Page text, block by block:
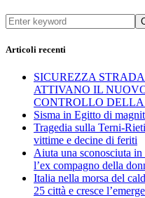
Articoli recenti
SICUREZZA
ATTIVANO IL
CONTROLLO
Sisma in Egitto di
Tragedia sulla Terni-
vittime e decine di feriti
Aiuta una sconosciuta
l’ex compagno della
Italia nella morsa del
25 città e cresce